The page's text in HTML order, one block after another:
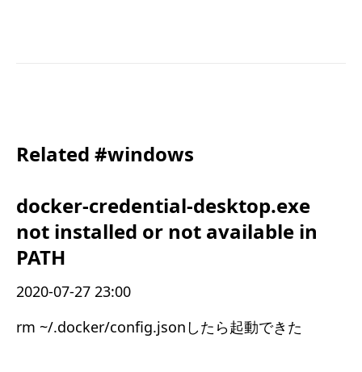
Related #windows
docker-credential-desktop.exe
not installed or not available in
PATH
2020-07-27 23:00
rm ~/.docker/config.jsonしたら起動できた